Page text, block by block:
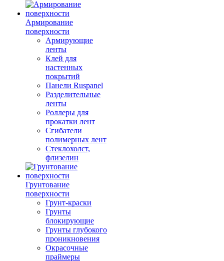
Армирование
поверхности
Армирующие
ленты
Клей для
настенных
покрытий
Панели Ruspanel
Разделительные
ленты
Роллеры для
прокатки лент
Сгибатели
полимерных лент
Стеклохолст,
флизелин
Грунтование
поверхности
Грунт-краски
Грунты
блокирующие
Грунты глубокого
проникновения
Окрасочные
праймеры